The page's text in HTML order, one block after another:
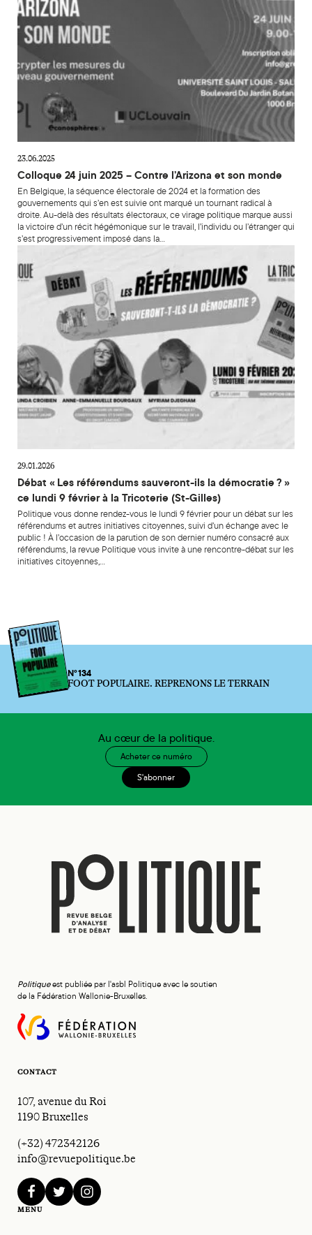
23.06.2025
Colloque 24 juin 2025 – Contre l’Arizona et son monde
En Belgique, la séquence électorale de 2024 et la formation des
gouvernements qui s’en est suivie ont marqué un tournant radical à
droite. Au-delà des résultats électoraux, ce virage politique marque aussi
la victoire d’un récit hégémonique sur le travail, l’individu ou l’étranger qui
s’est progressivement imposé dans la…
29.01.2026
Débat « Les référendums sauveront-ils la démocratie ? »
ce lundi 9 février à la Tricoterie (St-Gilles)
Politique vous donne rendez-vous le lundi 9 février pour un débat sur les
référendums et autres initiatives citoyennes, suivi d’un échange avec le
public ! À l’occasion de la parution de son dernier numéro consacré aux
référendums, la revue Politique vous invite à une rencontre-débat sur les
initiatives citoyennes,…
N°134
FOOT POPULAIRE. REPRENONS LE TERRAIN
Au cœur de la politique.
Acheter ce numéro
S'abonner
Politiqueest publiée par l'asbl Politique avec le soutien
de la Fédération Wallonie-Bruxelles.
CONTACT
107, avenue du Roi
1190 Bruxelles
(+32) 472342126
info@revuepolitique.be
facebooktwitterinstagram
MENU